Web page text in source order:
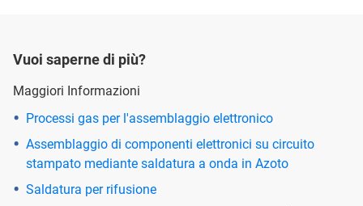
Vuoi saperne di più?
Maggiori Informazioni
Processi gas per l'assemblaggio elettronico
Assemblaggio di componenti elettronici su circuito
stampato mediante saldatura a onda in Azoto
Saldatura per rifusione